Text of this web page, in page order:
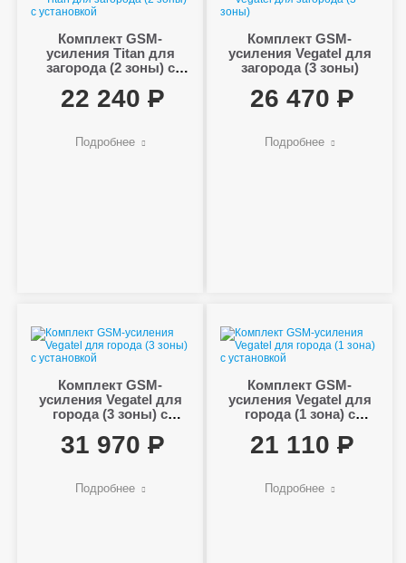
Комплект GSM-
усиления Titan для
загорода (2 зоны) с
22 240
Подробнее
Комплект GSM-
усиления Vegatel для
загорода (3 зоны)
26 470
Подробнее
Комплект GSM-
усиления Vegatel для
города (3 зоны) с
31 970
Подробнее
Комплект GSM-
усиления Vegatel для
города (1 зона) с
21 110
Подробнее